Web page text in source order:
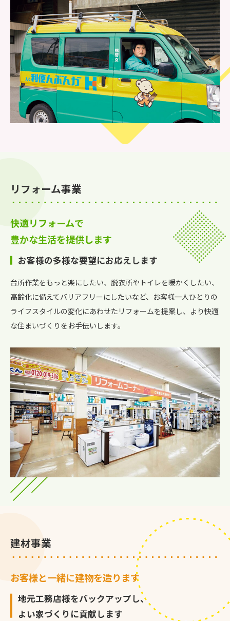
リフォーム事業
快適リフォームで
豊かな生活を提供します
お客様の多様な要望にお応えします
台所作業をもっと楽にしたい、脱衣所やトイレを暖かくしたい、
高齢化に備えてバリアフリーにしたいなど、お客様一人ひとりの
ライフスタイルの変化にあわせたリフォームを提案し、より快適
な住まいづくりをお手伝いします。
建材事業
お客様と一緒に建物を造ります
地元工務店様をバックアップし、
よい家づくりに貢献します